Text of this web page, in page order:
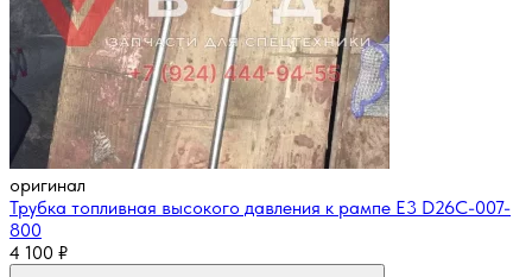
оригинал
Трубка топливная высокого давления к рампе E3 D26C-007-
800
4 100 ₽